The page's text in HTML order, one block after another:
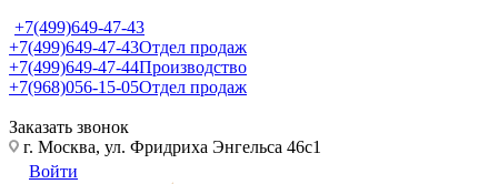
+7(499)649-47-43
+7(499)649-47-43Отдел продаж
+7(499)649-47-44Производство
+7(968)056-15-05Отдел продаж
Заказать звонок
г. Москва, ул. Фридриха Энгельса 46с1
Войти